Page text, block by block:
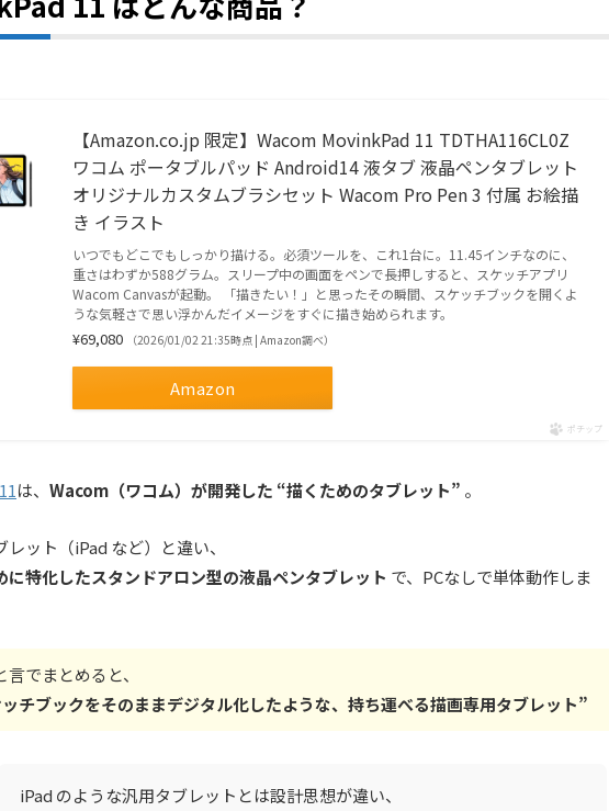
【Amazon.co.jp 限定】Wacom MovinkPad 11 TDTHA116CL0Z
ワコム ポータブルパッド Android14 液タブ 液晶ペンタブレット
オリジナルカスタムブラシセット Wacom Pro Pen 3 付属 お絵描
き イラスト
いつでもどこでもしっかり描ける。必須ツールを、これ1台に。11.45インチなのに、
重さはわずか588グラム。スリープ中の画面をペンで長押しすると、スケッチアプリ
Wacom Canvasが起動。 「描きたい！」と思ったその瞬間、スケッチブックを開くよ
うな気軽さで思い浮かんだイメージをすぐに描き始められます。
¥69,080 （2026/01/02 21:35時点 | Amazon調べ）
Amazon
ポチップ
は、 Wacom（ワコム）が開発した “描くためのタブレット” 。
ット（iPad など）と違い、
に特化したスタンドアロン型の液晶ペンタブレット で、PCなしで単体動作しま
でまとめると、
チブックをそのままデジタル化したような、持ち運べる描画専用タブレット”
iPad のような汎用タブレットとは設計思想が違い、